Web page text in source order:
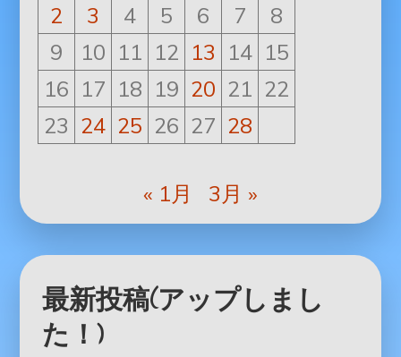
2
3 4 5 6 7
8
9
10 11 12 13 14 15
16 17 18 19 20 21 22
23 24 25 26 27 28
« 1月 3月 »
最新投稿(アップしまし
た！)